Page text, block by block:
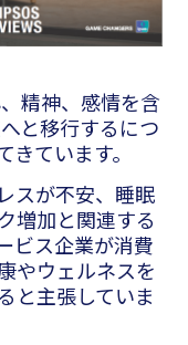
精神、感情を含
と移行するにつ
ています。
スが不安、睡眠
増加と関連する
ビス企業が消費
やウェルネスを
と主張していま